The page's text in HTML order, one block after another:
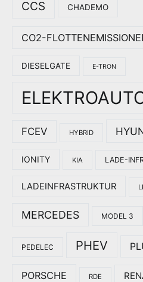
CCS CHADEMO
CO2-
DIESELGATE E-TRON
FCEV HYBRID
IONITY KIA LADE-
LADEINFRASTRUKTUR
MERCEDES MODEL 3
PEDELEC PHEV
PORSCHE RDE